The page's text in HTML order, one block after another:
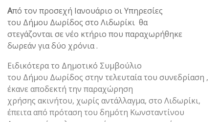
Από τον προσεχή Ιανουάριο οι Υπηρεσίες
του Δήμου Δωρίδος στο Λιδωρίκι θα
στεγάζονται σε νέο κτήριο που παραχωρήθηκε
δωρεάν για δύο χρόνια .
Ειδικότερα το Δημοτικό Συμβούλιο
του Δήμου Δωρίδος στην τελευταία του συνεδρίαση ,
έκανε αποδεκτή την παραχώρηση
χρήσης ακινήτου, χωρίς αντάλλαγμα, στο Λιδωρίκι,
έπειτα από πρόταση του δημότη Κωνσταντίνου